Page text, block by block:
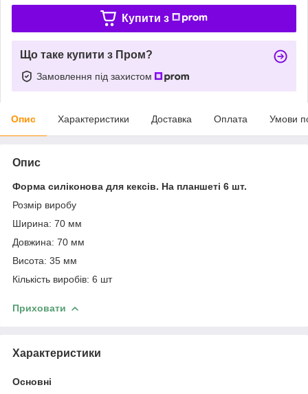
Купити з
Що таке купити з Пром?
Замовлення під захистом
Опис Характеристики Доставка Оплата Умови
Опис
Форма силіконова для кексів. На планшеті 6 шт.
Розмір виробу
Ширина: 70 мм
Довжина: 70 мм
Висота: 35 мм
Кількість виробів: 6 шт
Приховати
Характеристики
Основні